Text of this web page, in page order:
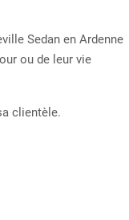
Sedan en Ardenne
ou de leur vie
clientèle.